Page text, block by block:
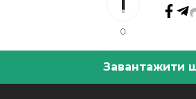
0
Завантажити